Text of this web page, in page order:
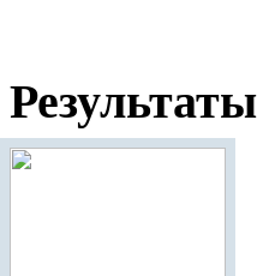
Результаты